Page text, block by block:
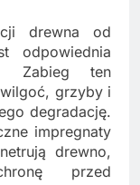
drewna od
odpowiednia
Zabieg ten
grzyby i
degradację.
impregnaty
drewno,
przed